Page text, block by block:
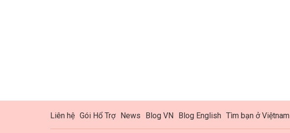
Liên hệ Gói Hổ Trợ News Blog VN Blog English Tìm bạn ở Việtnam